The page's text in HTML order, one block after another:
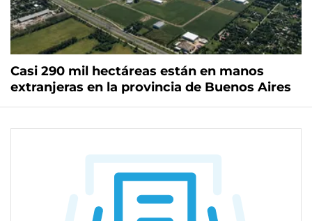
Casi 290 mil hectáreas están en manos
extranjeras en la provincia de Buenos Aires